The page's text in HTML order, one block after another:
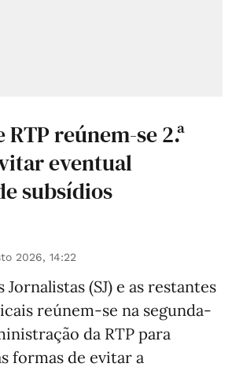
reúnem-se 2.ª
eventual
subsídios
2026, 14:22
(SJ) e as restantes
reúnem-se na segunda-
da RTP para
formas de evitar a